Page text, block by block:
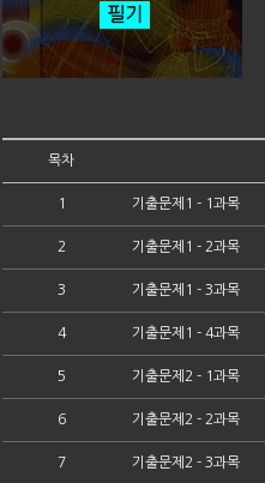
목차
1 기출문제1 - 1과목
2 기출문제1 - 2과목
3 기출문제1 - 3과목
4 기출문제1 - 4과목
5 기출문제2 - 1과목
6 기출문제2 - 2과목
7 기출문제2 - 3과목